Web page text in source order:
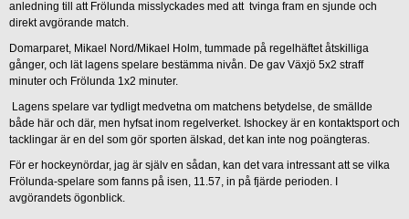
anledning till att Frölunda misslyckades med att tvinga fram en sjunde och
direkt avgörande match.
Domarparet, Mikael Nord/Mikael Holm, tummade på regelhäftet åtskilliga
gånger, och lät lagens spelare bestämma nivån. De gav Växjö 5x2 straff
minuter och Frölunda 1x2 minuter.
Lagens spelare var tydligt medvetna om matchens betydelse, de smällde
både här och där, men hyfsat inom regelverket. Ishockey är en kontaktsport och
tacklingar är en del som gör sporten älskad, det kan inte nog poängteras.
För er hockeynördar, jag är själv en sådan, kan det vara intressant att se vilka
Frölunda-spelare som fanns på isen, 11.57, in på fjärde perioden. I
avgörandets ögonblick.